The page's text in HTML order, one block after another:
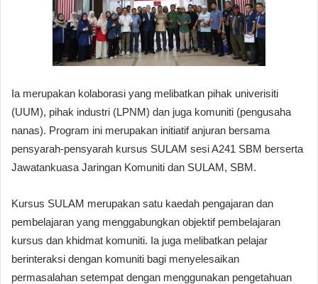
Ia merupakan kolaborasi yang melibatkan pihak univerisiti
(UUM), pihak industri (LPNM) dan juga komuniti (pengusaha
nanas). Program ini merupakan initiatif anjuran bersama
pensyarah-pensyarah kursus SULAM sesi A241 SBM berserta
Jawatankuasa Jaringan Komuniti dan SULAM, SBM.
Kursus SULAM merupakan satu kaedah pengajaran dan
pembelajaran yang menggabungkan objektif pembelajaran
kursus dan khidmat komuniti. Ia juga melibatkan pelajar
berinteraksi dengan komuniti bagi menyelesaikan
permasalahan setempat dengan menggunakan pengetahuan